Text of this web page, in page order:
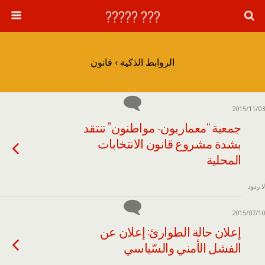
??? ?????
الروابط الذكية › قانون
2015/11/03
جمعية “معماريون- مواطنون” تنتقد
بشدة مشروع قانون الانتخابات
المحلية
لا ردود
2015/07/10
إعلان حالة الطوارئ: إعلان عن
الفشل الأمني والسّياسي